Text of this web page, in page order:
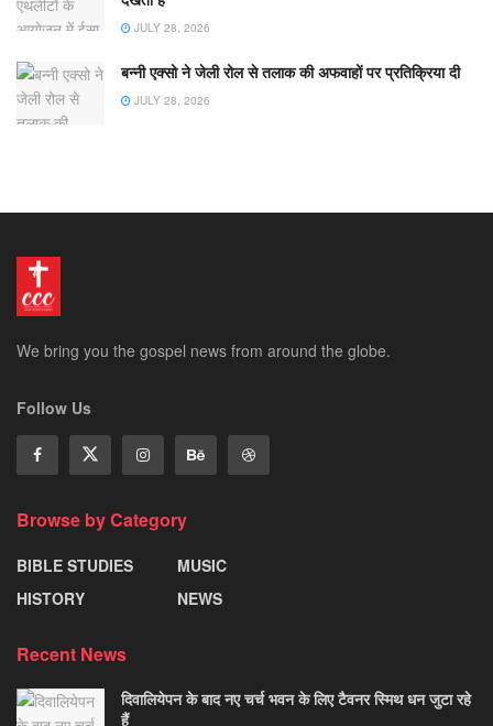
JULY 28, 2026
बन्नी एक्सो ने जेली रोल से तलाक की अफवाहों पर प्रतिक्रिया दी
JULY 28, 2026
We bring you the gospel news from around the globe.
Follow Us
Browse by Category
BIBLE STUDIES
HISTORY
MUSIC
NEWS
Recent News
दिवालियेपन के बाद नए चर्च भवन के लिए टैवनर स्मिथ धन जुटा रहे
हैं